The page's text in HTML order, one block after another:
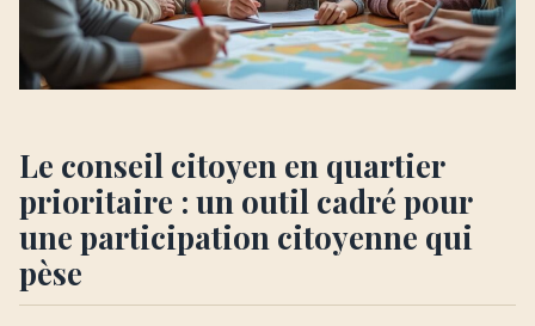
Le conseil citoyen en quartier
prioritaire : un outil cadré pour
une participation citoyenne qui
pèse